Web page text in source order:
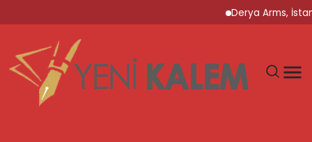
Derya Arms, İstanbul